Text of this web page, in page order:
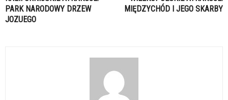
PARK NARODOWY DRZEW
JOZUEGO
MIĘDZYCHÓD I JEGO SKARBY